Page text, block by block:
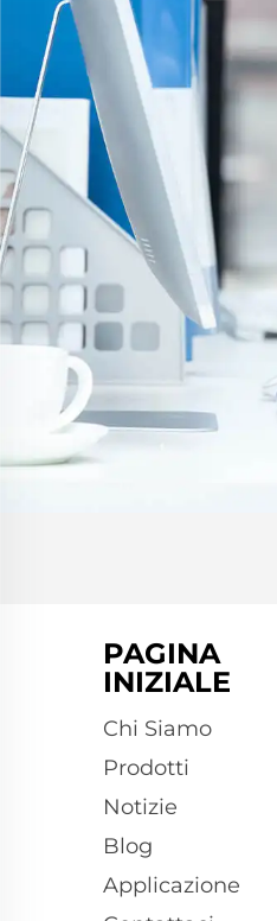
PAGINA
INIZIALE
Chi Siamo
Prodotti
Notizie
Blog
Applicazione